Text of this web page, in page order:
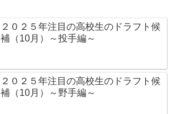
２０２５年注目の高校生のドラフト候
補（10月）～投手編～
２０２５年注目の高校生のドラフト候
補（10月）～野手編～